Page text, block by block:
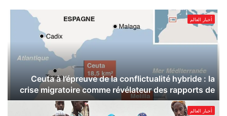
أخبار العالم
Ceuta à l’épreuve de la conflictualité hybride : la
crise migratoire comme révélateur des rapports de
puissance entre l’Europe et le Maroc
أخبار العالم